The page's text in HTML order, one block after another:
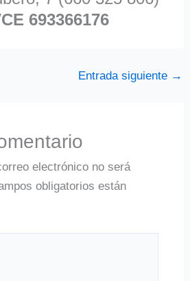
693366176
Entrada siguiente →
electrónico no será
obligatorios están